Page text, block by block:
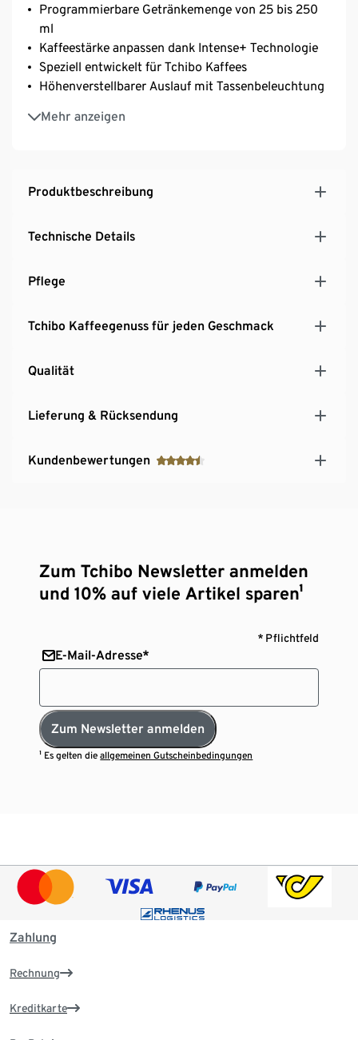
Programmierbare Getränkemenge von 25 bis 250
ml
Kaffeestärke anpassen dank Intense+ Technologie
Speziell entwickelt für Tchibo Kaffees
Höhenverstellbarer Auslauf mit Tassenbeleuchtung
Mehr anzeigen
Einfache Reinigung dank entnehmbarer
gratis
Produktbeschreibung
Technische Details
Pflege
Tchibo Kaffeegenuss für jeden Geschmack
Qualität
Lieferung & Rücksendung
Kundenbewertungen
Zum Tchibo Newsletter anmelden
und 10% auf viele Artikel sparen¹
* Pflichtfeld
E-Mail-Adresse*
Zum Newsletter anmelden
¹ Es gelten dieallgemeinen Gutscheinbedingungen
Zahlung
Rechnung
Kreditkarte